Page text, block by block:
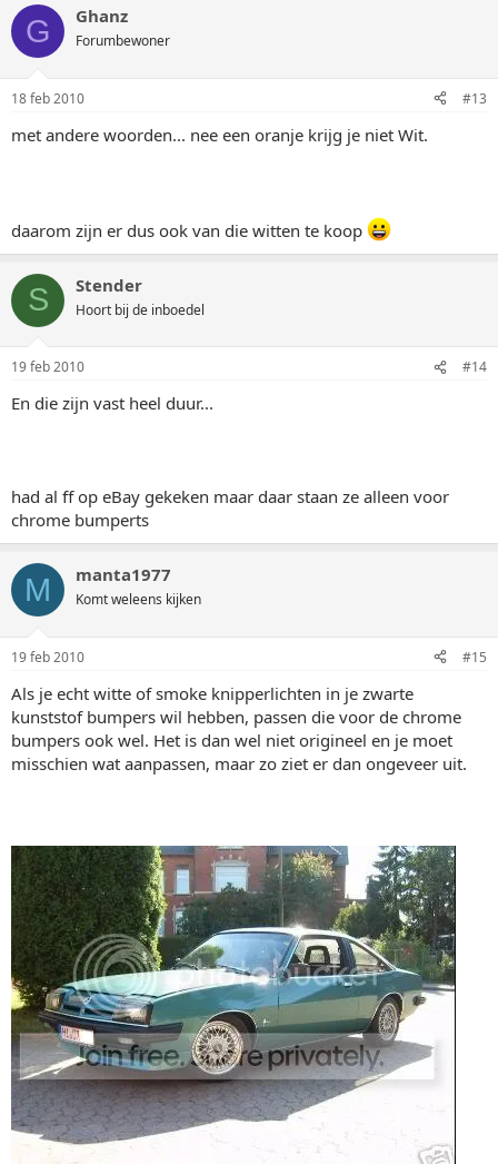
G Ghanz
Forumbewoner
18 feb 2010 #13
met andere woorden... nee een oranje krijg je niet Wit.
daarom zijn er dus ook van die witten te koop
S Stender
Hoort bij de inboedel
19 feb 2010 #14
En die zijn vast heel duur...
had al ff op eBay gekeken maar daar staan ze alleen voor
chrome bumperts
M manta1977
Komt weleens kijken
19 feb 2010 #15
Als je echt witte of smoke knipperlichten in je zwarte
kunststof bumpers wil hebben, passen die voor de chrome
bumpers ook wel. Het is dan wel niet origineel en je moet
misschien wat aanpassen, maar zo ziet er dan ongeveer uit.